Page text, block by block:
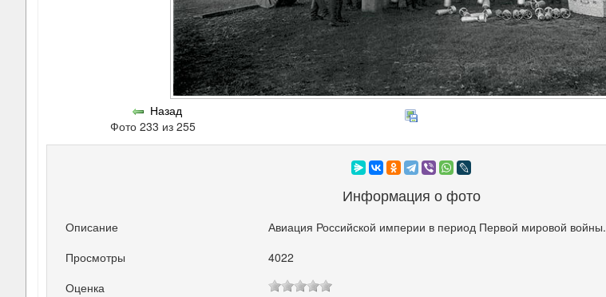
Назад
Фото 233 из 255
Информация о фото
Описание
Авиация Российской империи в период Первой мировой войны.
Просмотры
4022
Оценка